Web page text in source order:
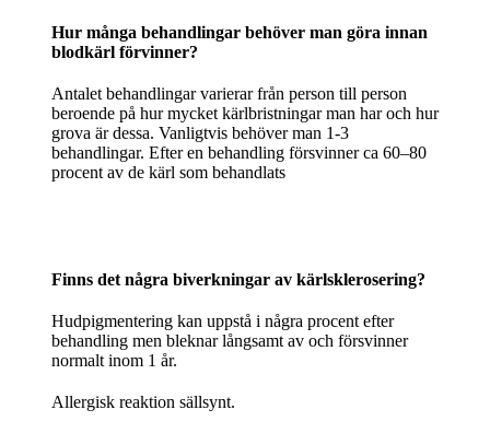
Hur många behandlingar behöver man göra innan
blodkärl förvinner?
Antalet behandlingar varierar från person till person
beroende på hur mycket kärlbristningar man har och hur
grova är dessa. Vanligtvis behöver man 1-3
behandlingar. Efter en behandling försvinner ca 60–80
procent av de kärl som behandlats
Finns det några biverkningar av kärlsklerosering?
Hudpigmentering kan uppstå i några procent efter
behandling men bleknar långsamt av och försvinner
normalt inom 1 år.
Allergisk reaktion sällsynt.